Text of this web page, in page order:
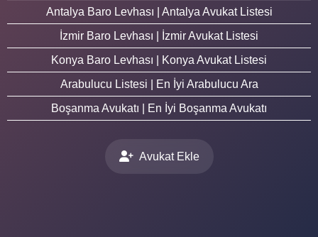
Antalya Baro Levhası | Antalya Avukat Listesi
İzmir Baro Levhası | İzmir Avukat Listesi
Konya Baro Levhası | Konya Avukat Listesi
Arabulucu Listesi | En İyi Arabulucu Ara
Boşanma Avukatı | En İyi Boşanma Avukatı
Avukat Ekle